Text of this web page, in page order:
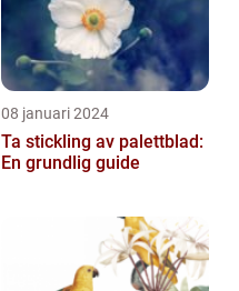
08 januari 2024
Ta stickling av palettblad:
En grundlig guide